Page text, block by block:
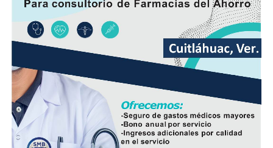
Además de conducir con precaución por disminución de
la visibilidad y anegamientos urbanos, viento arrachado,
descargas eléctricas y probables granizadas en áreas de
tormenta, entre otros efectos negativos.